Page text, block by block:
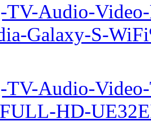
TV-Audio-
Galaxy-S-
TV-Audio-
HD-